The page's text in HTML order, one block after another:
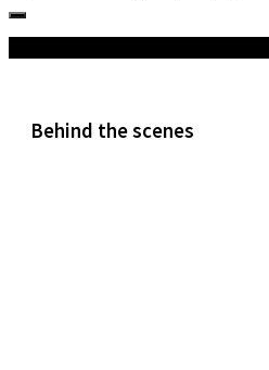
Behind the scenes